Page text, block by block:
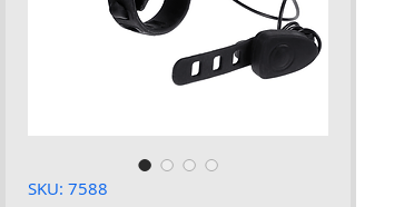
SKU: 7588